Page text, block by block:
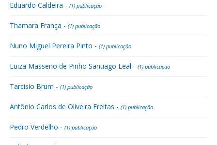
Eduardo Caldeira - (1) publicação
Thamara França - (1) publicação
Nuno Miguel Pereira Pinto - (1) publicação
Luiza Masseno de Pinho Santiago Leal - (1) publicação
Tarcisio Brum - (1) publicação
Antônio Carlos de Oliveira Freitas - (1) publicação
Pedro Verdelho - (1) publicação